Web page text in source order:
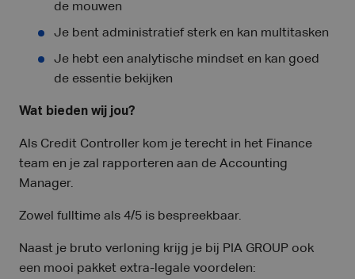
de mouwen
Je bent administratief sterk en kan multitasken
Je hebt een analytische mindset en kan goed
de essentie bekijken
Wat bieden wij jou?
Als Credit Controller kom je terecht in het Finance
team en je zal rapporteren aan de Accounting
Manager.
Zowel fulltime als 4/5 is bespreekbaar.
Naast je bruto verloning krijg je bij PIA GROUP ook
een mooi pakket extra-legale voordelen: